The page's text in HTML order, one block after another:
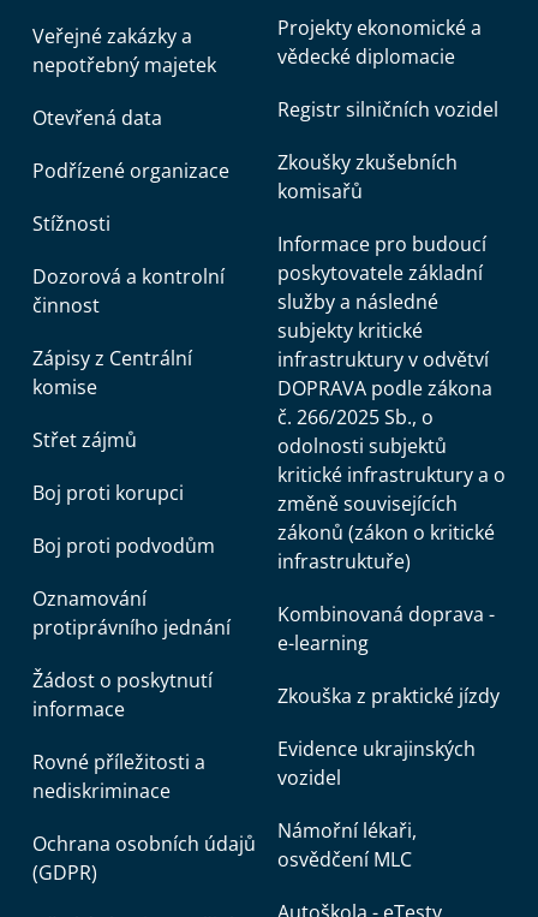
Veřejné zakázky a
nepotřebný majetek
Otevřená data
Podřízené organizace
Stížnosti
Dozorová a kontrolní
činnost
Zápisy z Centrální
komise
Střet zájmů
Boj proti korupci
Boj proti podvodům
Oznamování
protiprávního jednání
Žádost o poskytnutí
informace
Rovné příležitosti a
nediskriminace
Ochrana osobních údajů
(GDPR)
Projekty ekonomické a
vědecké diplomacie
Registr silničních vozidel
Zkoušky zkušebních
komisařů
Informace pro budoucí
poskytovatele základní
služby a následné
subjekty kritické
infrastruktury v odvětví
DOPRAVA podle zákona
č. 266/2025 Sb., o
odolnosti subjektů
kritické infrastruktury a o
změně souvisejících
zákonů (zákon o kritické
infrastruktuře)
Kombinovaná doprava -
e-learning
Zkouška z praktické jízdy
Evidence ukrajinských
vozidel
Námořní lékaři,
osvědčení MLC